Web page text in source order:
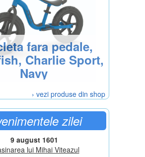
fara pedale,
Charlie Sport,
Navy
› vezi produse din shop
zilei
9 august 1601
lui Mihai Viteazul